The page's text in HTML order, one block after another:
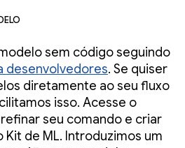
sem código seguindo
desenvolvedores. Se quiser
diretamente ao seu fluxo
isso. Acesse o
seu comando e criar
Kit de ML. Introduzimos um